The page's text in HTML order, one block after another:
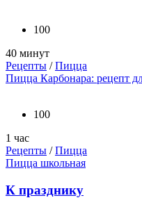
100
40 минут
Рецепты /Пицца
Пицца Карбонара: рецепт
100
1 час
Рецепты /Пицца
Пицца школьная
К празднику